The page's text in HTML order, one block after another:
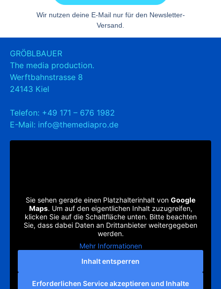
Wir nutzen deine E-Mail nur für den Newsletter-
Versand.
GRÖBLBAUER
The media production.
Werftbahnstrasse 8
24143 Kiel
Telefon: +49 171 – 676 1982
E-Mail: info@themediapro.de
Sie sehen gerade einen Platzhalterinhalt von Google
Maps. Um auf den eigentlichen Inhalt zuzugreifen,
klicken Sie auf die Schaltfläche unten. Bitte beachten
Sie, dass dabei Daten an Drittanbieter weitergegeben
werden.
Mehr Informationen
Inhalt entsperren
Erforderlichen Service akzeptieren und Inhalte